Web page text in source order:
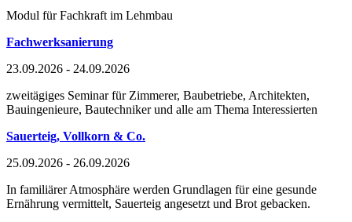
Modul für Fachkraft im Lehmbau
Fachwerksanierung
23.09.2026 - 24.09.2026
zweitägiges Seminar für Zimmerer, Baubetriebe, Architekten,
Bauingenieure, Bautechniker und alle am Thema Interessierten
Sauerteig, Vollkorn & Co.
25.09.2026 - 26.09.2026
In familiärer Atmosphäre werden Grundlagen für eine gesunde
Ernährung vermittelt, Sauerteig angesetzt und Brot gebacken.